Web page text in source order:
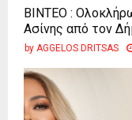
ΒΙΝΤΕΟ :
Ασίνης από τον
by AGGELOS DRITSAS